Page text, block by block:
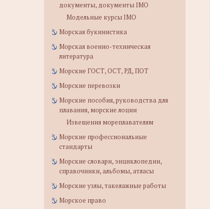
документы, документы IMO
Модельные курсы IMO
Морская букинистика
Морская военно-техническая
литература
Морские ГОСТ, ОСТ, РД, ПОТ
Морские перевозки
Морские пособия, руководства для
плавания, морские лоции
Извещения мореплавателям
Морские профессиональные
стандарты
Морские словари, энциклопедии,
справочники, альбомы, атласы
Морские узлы, такелажные работы
Морское право